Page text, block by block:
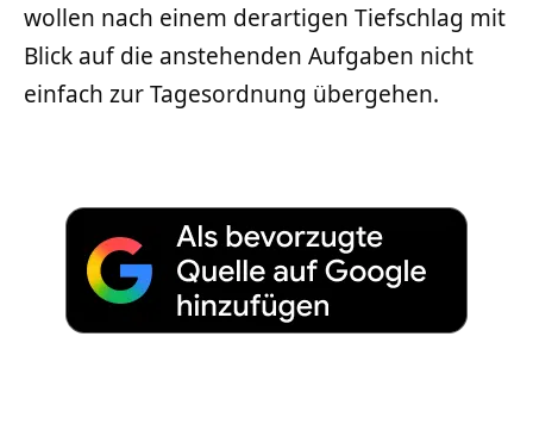
wollen nach einem derartigen Tiefschlag mit
Blick auf die anstehenden Aufgaben nicht
einfach zur Tagesordnung übergehen.